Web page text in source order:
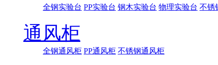
全钢实验台 PP实验台 钢木实验台 物理实验台 不锈
通风柜
全钢通风柜 PP通风柜 不锈钢通风柜